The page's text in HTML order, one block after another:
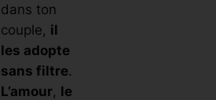
dans ton
couple, il
les adopte
sans filtre.
L’amour, le